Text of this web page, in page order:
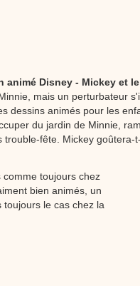
animé Disney - Mickey et
mais un perturbateur
dessins animés pour les
du jardin de Minnie,
trouble-fête. Mickey goûtera-
comme toujours chez
bien animés, un
le cas chez la